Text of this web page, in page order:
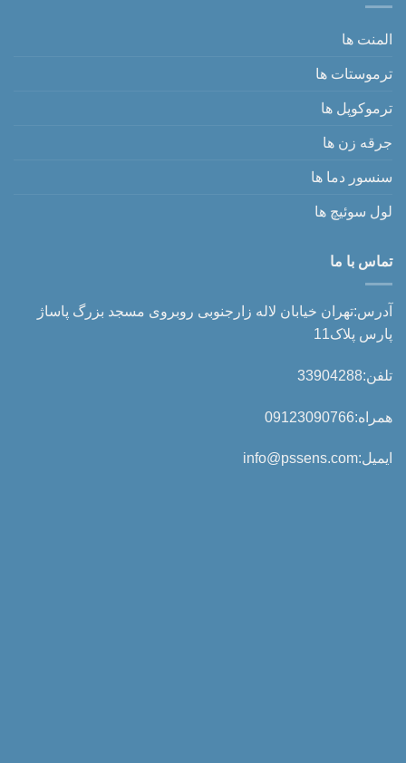
المنت ها
ترموستات ها
ترموکوپل ها
جرقه زن ها
سنسور دما ها
لول سوئیچ ها
تماس با ما
آدرس:تهران خیابان لاله زارجنوبی روبروی مسجد بزرگ پاساژ
پارس پلاک11
تلفن:33904288
همراه:09123090766
ایمیل:info@pssens.com